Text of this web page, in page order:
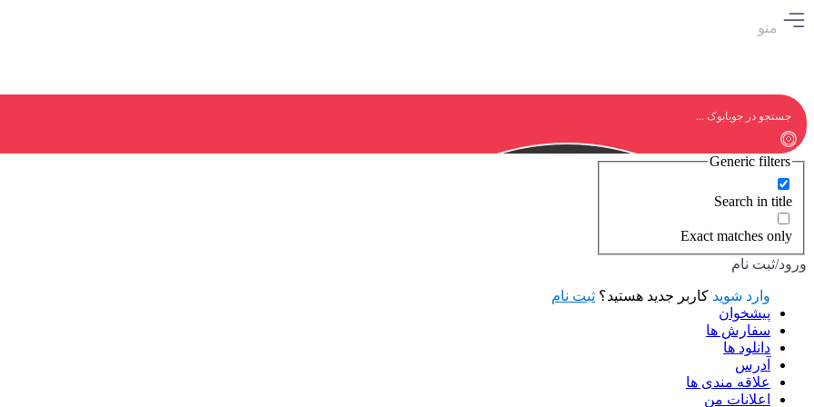
منو
Generic filters
Search in title
Exact matches only
ورود/ثبت نام
وارد شوید کاربر جدید هستید؟ ثبت نام
پیشخوان
سفارش ها
دانلود ها
آدرس
علاقه مندی ها
اعلانات من